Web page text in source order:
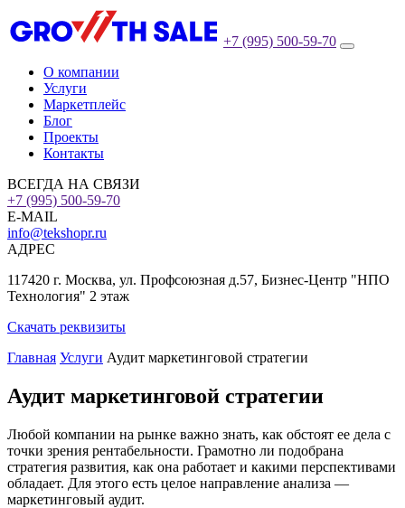
+7 (995) 500-59-70
О компании
Услуги
Маркетплейс
Блог
Проекты
Контакты
ВСЕГДА НА СВЯЗИ
+7 (995) 500-59-70
E-MAIL
info@tekshopr.ru
АДРЕС
117420 г. Москва, ул. Профсоюзная д.57, Бизнес-Центр "НПО
Технология" 2 этаж
Скачать реквизиты
Главная Услуги Аудит маркетинговой стратегии
Аудит маркетинговой стратегии
Любой компании на рынке важно знать, как обстоят ее дела с
точки зрения рентабельности. Грамотно ли подобрана
стратегия развития, как она работает и какими перспективами
обладает. Для этого есть целое направление анализа —
маркетинговый аудит.